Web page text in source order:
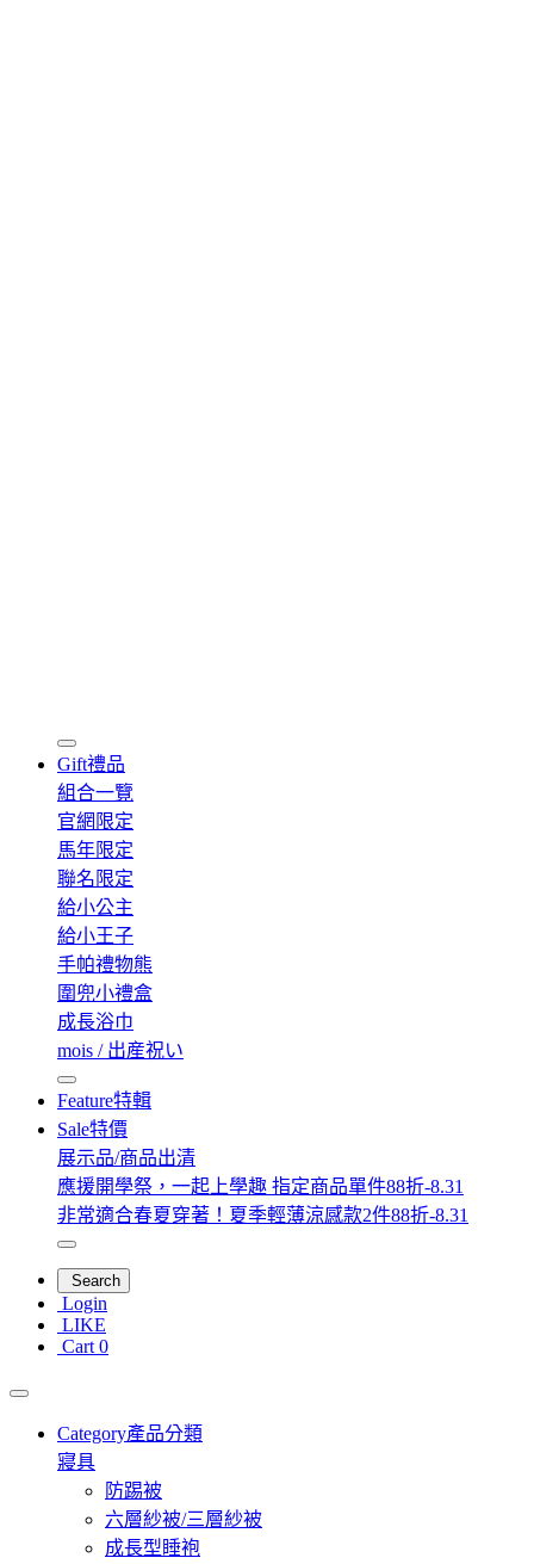
Gift禮品
組合一覽
官網限定
馬年限定
聯名限定
給小公主
給小王子
手帕禮物熊
圍兜小禮盒
成長浴巾
mois / 出産祝い
Feature特輯
Sale特價
展示品/商品出清
應援開學祭，一起上學趣 指定商品單件88折-8.31
非常適合春夏穿著！夏季輕薄涼感款2件88折-8.31
Search
Login
LIKE
Cart 0
Category產品分類
寢具
防踢被
六層紗被/三層紗被
成長型睡袍